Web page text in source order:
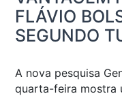
FLÁVIO
SEGUNDO
A nova pesquisa
quarta-feira mostra